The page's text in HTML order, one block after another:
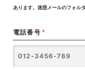
あります。迷惑メールのフォル
電話番号 *